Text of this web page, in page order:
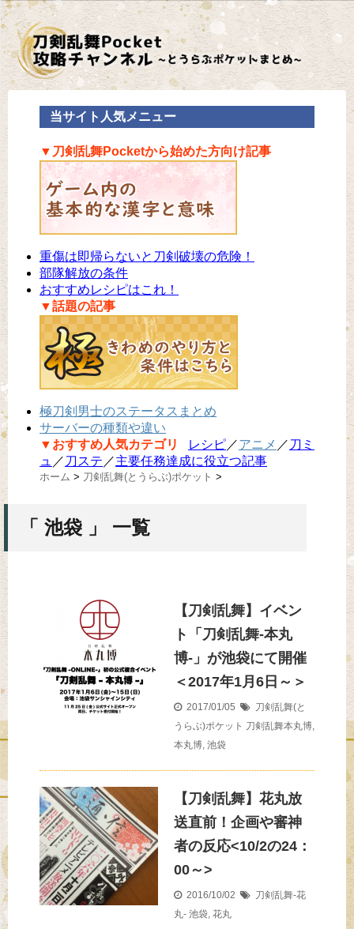
当サイト人気メニュー
▼刀剣乱舞Pocketから始めた方向け記事
重傷は即帰らないと刀剣破壊の危険！
部隊解放の条件
おすすめレシピはこれ！
▼話題の記事
極刀剣男士のステータスまとめ
サーバーの種類や違い
▼おすすめ人気カテゴリ
レシピ／アニメ ／ 刀ミ
ュ ／ 刀ステ ／主要任務達成に役立つ記事
ホーム > 刀剣乱舞(とうらぶ)ポケット >
「 池袋 」 一覧
【刀剣乱舞】イベン
ト「刀剣乱舞-本丸
博-」が池袋にて開催
＜2017年1月6日～＞
2017/01/05
刀剣乱舞(と
うらぶ)ポケット 刀剣乱舞本丸博,
本丸博, 池袋
【刀剣乱舞】花丸放
送直前！企画や審神
者の反応<10/2の24：
00～>
2016/10/02
刀剣乱舞-花
丸- 池袋, 花丸